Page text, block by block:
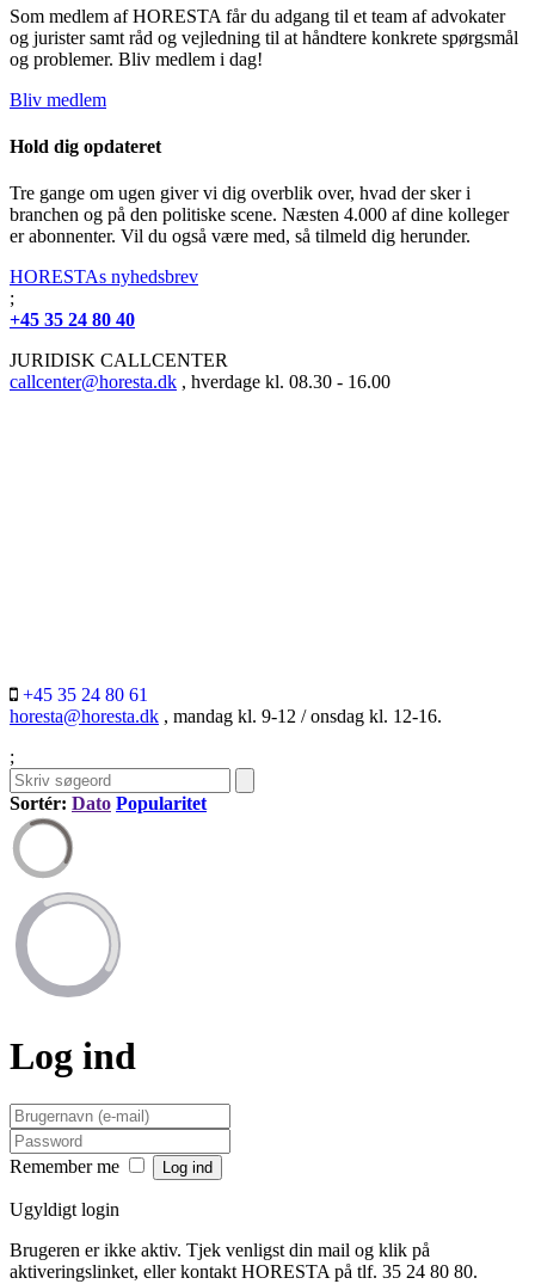
Som medlem af HORESTA får du adgang til et team af advokater
og jurister samt råd og vejledning til at håndtere konkrete spørgsmål
og problemer. Bliv medlem i dag!
Bliv medlem
Hold dig opdateret
Tre gange om ugen giver vi dig overblik over, hvad der sker i
branchen og på den politiske scene. Næsten 4.000 af dine kolleger
er abonnenter. Vil du også være med, så tilmeld dig herunder.
HORESTAs nyhedsbrev
;
+45 35 24 80 40
JURIDISK CALLCENTER
callcenter@horesta.dk , hverdage kl. 08.30 - 16.00
+45 35 24 80 61
horesta@horesta.dk , mandag kl. 9-12 / onsdag kl. 12-16.
;
Sortér: Dato Popularitet
Log ind
Remember me
Ugyldigt login
Brugeren er ikke aktiv. Tjek venligst din mail og klik på
aktiveringslinket, eller kontakt HORESTA på tlf. 35 24 80 80.